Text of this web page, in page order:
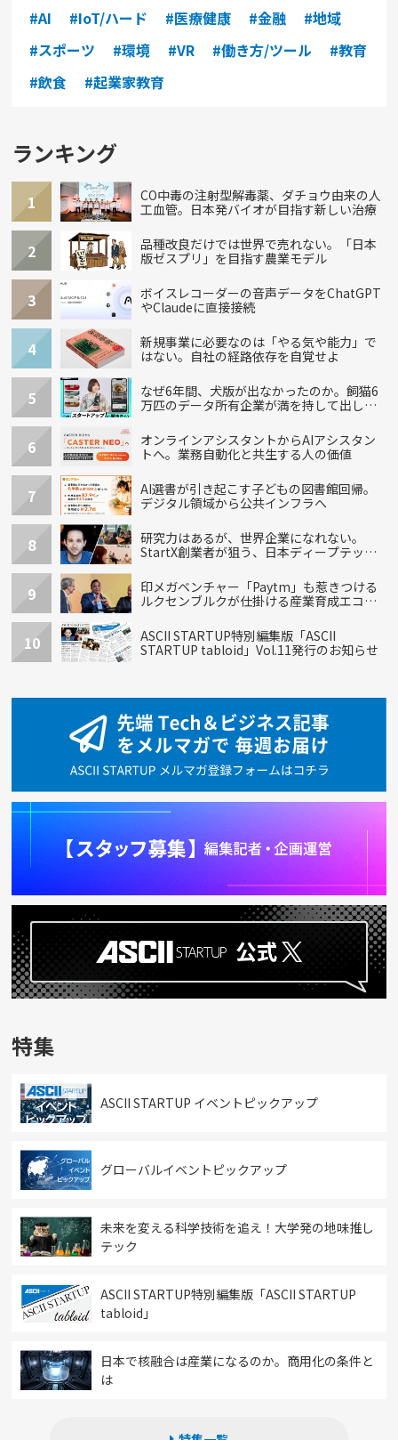
#AI #IoT/ハード #医療健康 #金融
#地域
#スポーツ
#環境 #VR #働き方/ツール
#教育
#飲食
#起業家教育
ランキング
1
CO中毒の注射型解毒薬、ダチョウ由来の人
工血管。日本発バイオが目指す新しい治療
2
品種改良だけでは世界で売れない。「日本
版ゼスプリ」を目指す農業モデル
3
ボイスレコーダーの音声データをChatGPT
やClaudeに直接接続
4
新規事業に必要なのは「やる気や能力」で
はない。自社の経路依存を自覚せよ
5
なぜ6年間、犬版が出なかったのか。飼猫6
万匹のデータ所有企業が満を持して出し
6
オンラインアシスタントからAIアシスタン
トへ。業務自動化と共生する人の価値
7
AI選書が引き起こす子どもの図書館回帰。
デジタル領域から公共インフラへ
8
研究力はあるが、世界企業になれない。
StartX創業者が狙う、日本ディープテック
9
印メガベンチャー「Paytm」も惹きつける
ルクセンブルクが仕掛ける産業育成エコシ
10
ASCII STARTUP特別編集版「ASCII
STARTUP tabloid」Vol.11発行のお知らせ
特集
ASCII STARTUP イベントピックアップ
グローバルイベントピックアップ
未来を変える科学技術を追え！大学発の地味推し
テック
ASCII STARTUP特別編集版「ASCII STARTUP
tabloid」
日本で核融合は産業になるのか。商用化の条件と
は